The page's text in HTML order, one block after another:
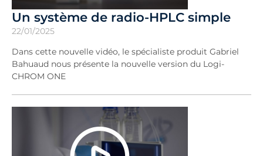
Un système de radio-HPLC simple
22/01/2025
Dans cette nouvelle vidéo, le spécialiste produit Gabriel
Bahuaud nous présente la nouvelle version du Logi-
CHROM ONE